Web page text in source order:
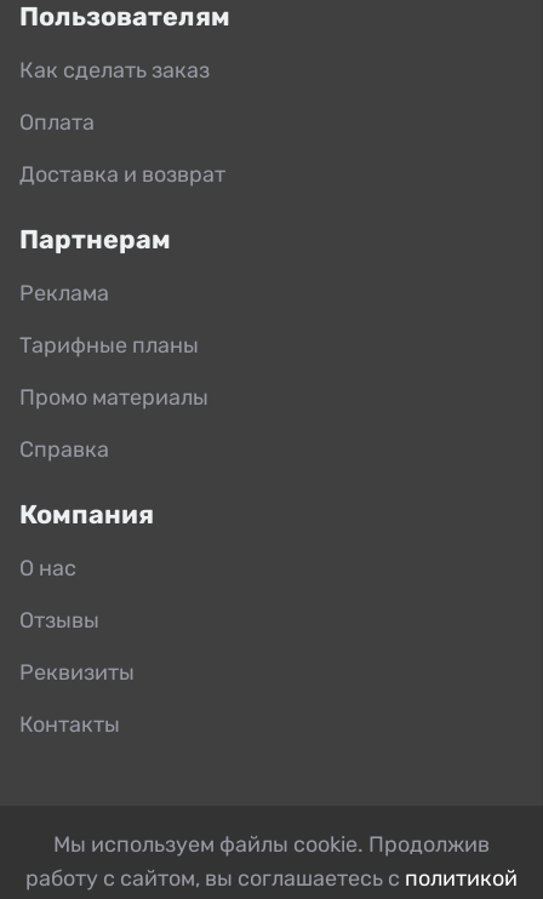
Пользователям
Как сделать заказ
Оплата
Доставка и возврат
Партнерам
Реклама
Тарифные планы
Промо материалы
Справка
Компания
О нас
Отзывы
Реквизиты
Контакты
Мы используем файлы cookie. Продолжив
работу с сайтом, вы соглашаетесь с политикой